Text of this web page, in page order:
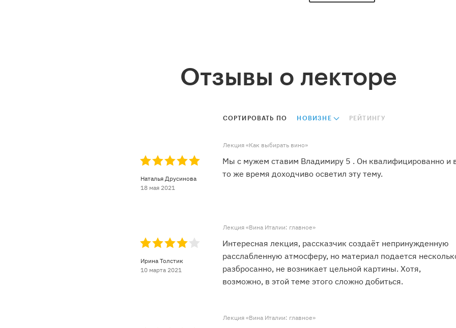
Отзывы о лекторе
СОРТИРОВАТЬ ПО НОВИЗНЕ РЕЙТИНГУ
Лекция «Как выбирать вино»
Наталья Друсинова
18 мая 2021
Мы с мужем ставим Владимиру 5 . Он квалифицированно и
то же время доходчиво осветил эту тему.
Лекция «Вина Италии: главное»
Ирина Толстик
10 марта 2021
Интересная лекция, рассказчик создаёт непринужденную
расслабленную атмосферу, но материал подается
разбросанно, не возникает цельной картины. Хотя,
возможно, в этой теме этого сложно добиться.
Лекция «Вина Италии: главное»